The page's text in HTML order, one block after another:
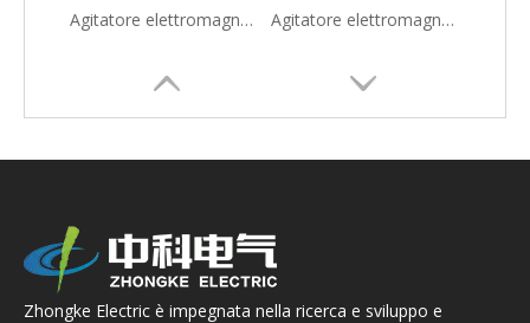
Attrezzatura metallurgica dal design ottimale Agitatore elettromagnetico in rotolo per acciaio da colata continua Agitatore elettromagnetico in rotolo per apparecchiature metallurgiche ad alte prestazioni per macchine CCM nella produzione dell'acciaio
Zhongke Electric è impegnata nella ricerca e sviluppo e